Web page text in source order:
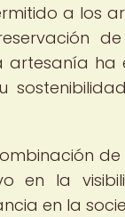
a los
artesanía
en la
en la